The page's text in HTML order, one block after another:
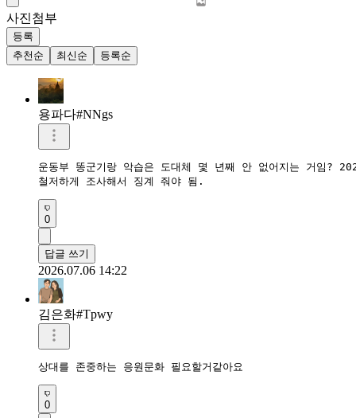
사진첨부
등록
추천순
최신순 등록순
용파다#NNgs
운동부 똥군기랑 악습은 도대체 몇 년째 안 없어지는 거임?
철저하게 조사해서 징계 줘야 됨.
0
답글 쓰기
2026.07.06 14:22
김은화#Tpwy
상대를 존중하는 응원문화 필요할거같아요
0